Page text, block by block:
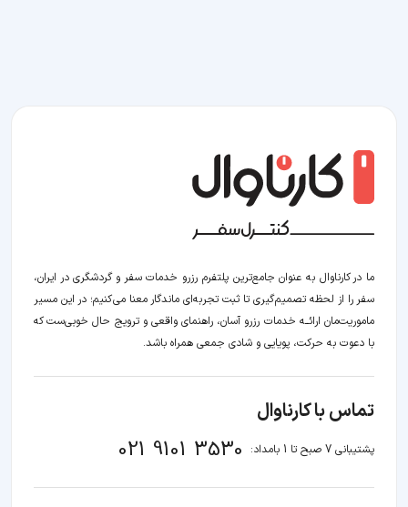
ما در کارناوال به عنوان جامع‌ترین پلتفرم رزرو خدمات سفر و گردشگری در ایران،
سفر را از لحظه‌ تصمیم‌گیری تا ثبت تجربه‌ای ماندگار معنا می‌کنیم؛ در این مسیر‍
ماموریت‌مان اراﺋــﻪ خدمات رزرو آسان، راهنمای واقعی و ترویج حال خوبی‌ست که
با دعوت به حرکت، پویایی و شادی جمعی همراه باشد.
تماس با کارناوال
پشتیبانی 7 صبح تا 1 بامداد: 021 9101 3530